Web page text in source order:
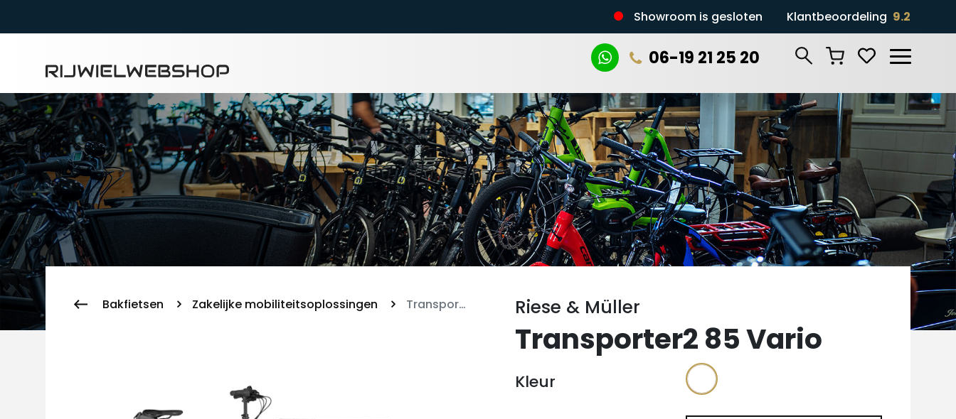
Zoeken Showroom is gesloten Klantbeoordeling 9.2
06-19 21 25 20
Bakfietsen Zakelijke mobiliteitsoplossingen Transporter2 85 Vario Riese & Müller
Transporter2 85 Vario
Kleur